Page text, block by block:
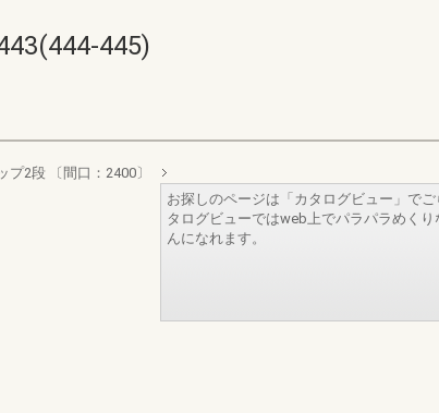
445)
2段 〔間口：2400〕
お探しのページは「カタログビュー」で
タログビューではweb上でパラパラめく
んになれます。